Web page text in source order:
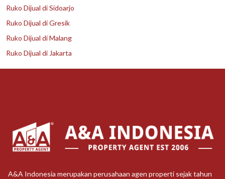
Ruko Dijual di Sidoarjo
Ruko Dijual di Gresik
Ruko Dijual di Malang
Ruko Dijual di Jakarta
A&A Indonesia merupakan perusahaan agen properti sejak tahun